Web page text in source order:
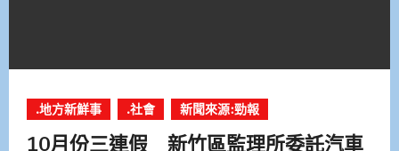
.地方新鮮事 .社會 新聞來源:勁報
10月份三連假 新竹區監理所委託汽車